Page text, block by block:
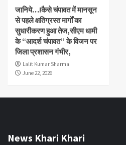
जानिये…!कैसे चंपावत में मानसून
से पहले क्षतिग्रस्त मार्गों का
सुधारीकरण हुआ तेज,सीएम धामी
के “आदर्श चंपावत” के विजन पर
जिला प्रशासन गंभीर,
Lalit Kumar Sharma
June 22, 2026
News Khari Khari